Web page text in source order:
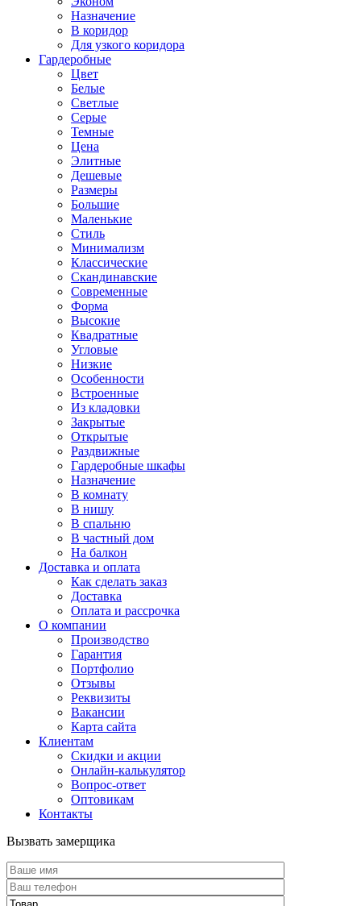
Назначение
В коридор
Для узкого коридора
Гардеробные
Цвет
Белые
Светлые
Серые
Темные
Цена
Элитные
Дешевые
Размеры
Большие
Маленькие
Стиль
Минимализм
Классические
Скандинавские
Современные
Форма
Высокие
Квадратные
Угловые
Низкие
Особенности
Встроенные
Из кладовки
Закрытые
Открытые
Раздвижные
Гардеробные шкафы
Назначение
В комнату
В нишу
В спальню
В частный дом
На балкон
Доставка и оплата
Как сделать заказ
Доставка
Оплата и рассрочка
О компании
Производство
Гарантия
Портфолио
Отзывы
Реквизиты
Вакансии
Карта сайта
Клиентам
Скидки и акции
Онлайн-калькулятор
Вопрос-ответ
Оптовикам
Контакты
Вызвать замерщика